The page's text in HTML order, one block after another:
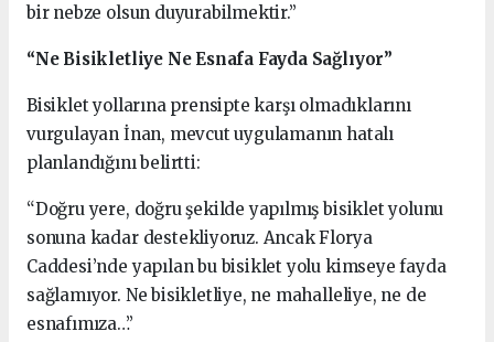
bir nebze olsun duyurabilmektir.”
“Ne Bisikletliye Ne Esnafa Fayda Sağlıyor”
Bisiklet yollarına prensipte karşı olmadıklarını
vurgulayan İnan, mevcut uygulamanın hatalı
planlandığını belirtti:
“Doğru yere, doğru şekilde yapılmış bisiklet yolunu
sonuna kadar destekliyoruz. Ancak Florya
Caddesi’nde yapılan bu bisiklet yolu kimseye fayda
sağlamıyor. Ne bisikletliye, ne mahalleliye, ne de
esnafımıza…”